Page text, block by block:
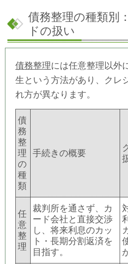
債務整理の種類別
ドの扱い
債務整理には任意整理以外
生という方法があり、クレ
れ方が異なります。
債
務
整
理
の
種
類
手続きの概要
任
意
整
理
裁判所を通さず、カ
ード会社と直接交渉
し、将来利息のカッ
ト・長期分割返済を
目指す。